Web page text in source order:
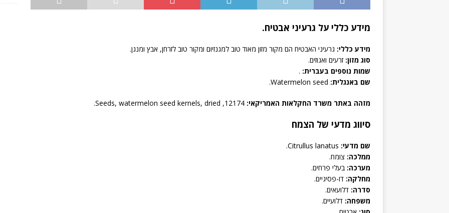
מידע כללי על גרעיני אבטיח.
מידע כללי: גרעיני האבטיח הם מקור מזון מאוד טוב למגנזיום ומקור טוב לזרחן, אבץ ומנגן.
סוג מזון: זרעים ואגוזים.
שמות נוספים בעברית: .
שם באנגלית: Watermelon seed.
מזהה באתר משרד החקלאות האמריקאי: 12174, Seeds, watermelon seed kernels, dried.
סיווג מדעי של הצמח
שם מדעי: Citrullus lanatus.
ממלכה: צומח.
מערכה: בעלי פרחים.
מחלקה: דו-פסיגיים.
סדרה: דלועאים.
משפחה: דלועיים.